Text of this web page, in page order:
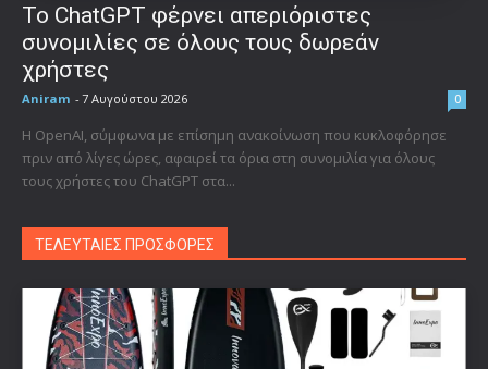
Το ChatGPT φέρνει απεριόριστες
συνομιλίες σε όλους τους δωρεάν
χρήστες
Aniram - 7 Αυγούστου 2026 0
Η OpenAI, σύμφωνα με επίσημη ανακοίνωση που κυκλοφόρησε
πριν από λίγες ώρες, αφαιρεί τα όρια στη συνομιλία για όλους
τους χρήστες του ChatGPT στα...
ΤΕΛΕΥΤΑΙΕΣ ΠΡΟΣΦΟΡΕΣ